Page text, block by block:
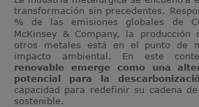
transformación sin precedentes.
% de las emisiones globales de
McKinsey & Company, la
otros metales está en el punto de
impacto ambiental. En este
renovable emerge como una
potencial para la
capacidad para redefinir su cadena
sostenible.